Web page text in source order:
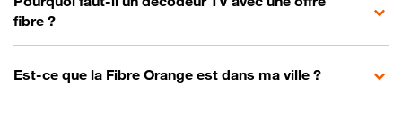
fibre ?
Est-ce que la Fibre Orange est dans ma ville ?